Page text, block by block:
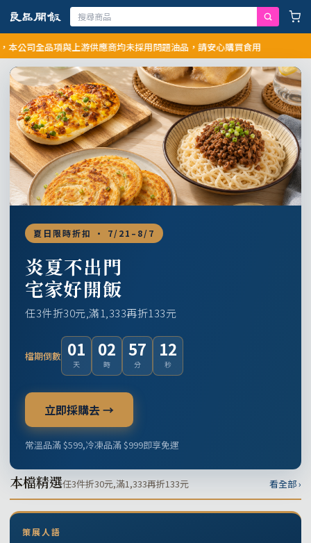
全品項與上游供應商均未採用問題油品，請安心購買食用
夏日限時折扣 · 7/21–8/7
炎夏不出門
宅家好開飯
任3件折30元,滿1,333再折133元
檔期倒數 01
天
02
時
57
分
11
秒
立即採購去 →
常溫品滿 $599,冷凍品滿 $999即享免運
本檔精選任3件折30元,滿1,333再折133元 看全部 ›
策展人語